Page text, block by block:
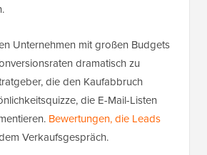
Unternehmen mit großen Budgets
dramatisch zu
die den Kaufabbruch
die E-Mail-Listen
Bewertungen, die Leads
Verkaufsgespräch.